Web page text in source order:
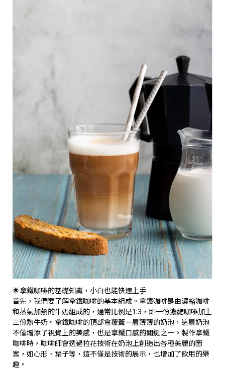
🌟拿鐵咖啡的基礎知識，小白也能快速上手
首先，我們要了解拿鐵咖啡的基本組成。拿鐵咖啡是由濃縮咖啡
和蒸氣加熱的牛奶組成的，通常比例是1:3，即一份濃縮咖啡加上
三份熱牛奶。拿鐵咖啡的頂部會覆蓋一層薄薄的奶泡，這層奶泡
不僅增添了視覺上的美感，也是拿鐵口感的關鍵之一。製作拿鐵
咖啡時，咖啡師會透過拉花技術在奶泡上創造出各種美麗的圖
案，如心形、葉子等，這不僅是技術的展示，也增加了飲用的樂
趣。